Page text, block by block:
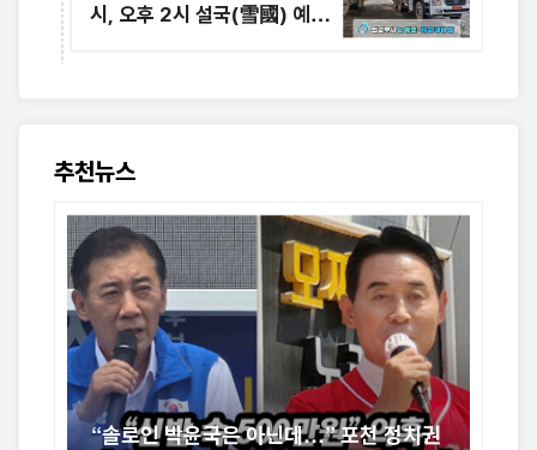
시, 오후 2시 설국(雪國) 예보
추천뉴스
“솔로인 박윤국은 아닌데…” 포천 정치권